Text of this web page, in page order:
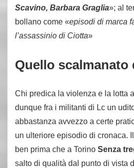
Scavino, Barbara Graglia»; al
bollano come «episodi di marca
l’assassinio di Ciotta»
Quello scalmanato
Chi predica la violenza e la lotta
dunque fra i militanti di Lc un
abbastanza avvezzo a certe
un ulteriore episodio di cronaca.
ben prima che a Torino Senza
salto di qualità dal punto di vista